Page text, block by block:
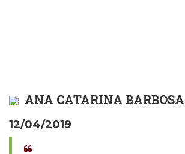
ANA CATARINA BARBOSA
12/04/2019